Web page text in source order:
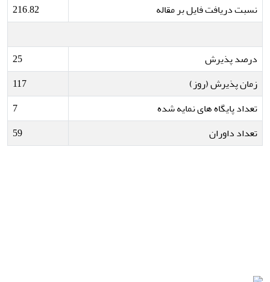
نسبت دریافت فایل بر مقاله
216.82
درصد پذیرش
25
زمان پذیرش (روز)
117
تعداد پایگاه های نمایه شده
7
تعداد داوران
59